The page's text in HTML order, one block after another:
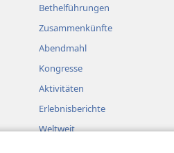
Bethelführungen
Zusammenkünfte
Abendmahl
Kongresse
Aktivitäten
Erlebnisberichte
Weltweit